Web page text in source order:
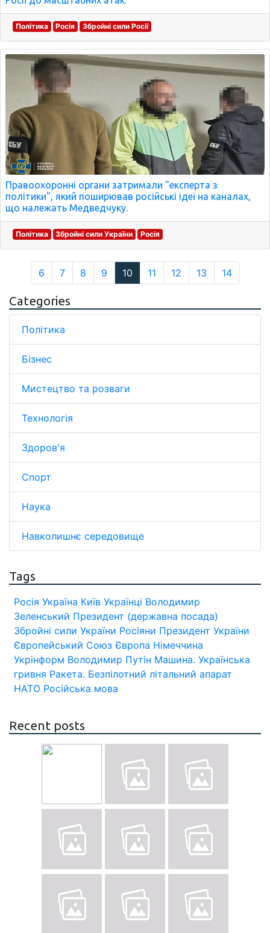
Політика Росія Збройні сили Росії
Правоохоронні органи затримали "експерта з
політики", який поширював російські ідеї на каналах,
що належать Медведчуку.
Політика Збройні сили України Росія
6 7 8 9 10 11 12 13 14
Categories
Політика
Бізнес
Мистецтво та розваги
Технологія
Здоров'я
Спорт
Наука
Навколишнє середовище
Tags
Росія Україна Київ Українці Володимир
Зеленський Президент (державна посада)
Збройні сили України Росіяни Президент України
Європейський Союз Європа Німеччина
Укрінформ Володимир Путін Машина. Українська
гривня Ракета. Безпілотний літальний апарат
НАТО Російська мова
Recent posts